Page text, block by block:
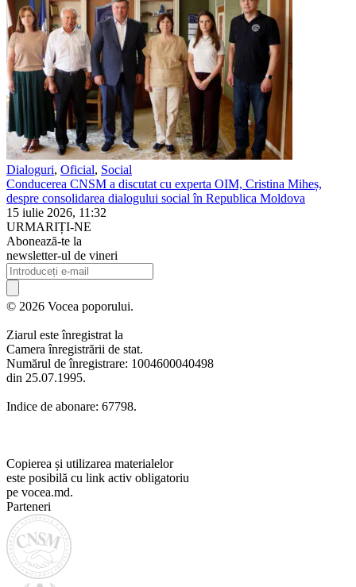
Dialoguri, Oficial, Social
Conducerea CNSM a discutat cu experta OIM, Cristina Miheș,
despre consolidarea dialogului social în Republica Moldova
15 iulie 2026, 11:32
URMARIȚI-NE
Abonează-te la
newsletter-ul de vineri
© 2026 Vocea poporului.
Ziarul este înregistrat la
Camera înregistrării de stat.
Numărul de înregistrare: 1004600040498
din 25.07.1995.
Indice de abonare: 67798.
Copierea și utilizarea materialelor
este posibilă cu link activ obligatoriu
pe vocea.md.
Parteneri